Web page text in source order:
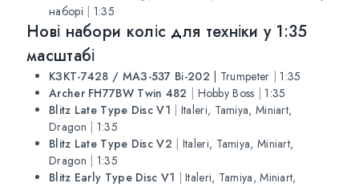
наборі| 1:35
Нові набори коліс для техніки у 1:35
масштабі
КЗКТ-7428 / МАЗ-537 Ві-202 | Trumpeter | 1:35
Archer FH77BW Twin 482 | Hobby Boss | 1:35
Blitz Late Type Disc V1 | Italeri, Tamiya, Miniart,
Dragon | 1:35
Blitz Late Type Disc V2 | Italeri, Tamiya, Miniart,
Dragon | 1:35
Blitz Early Type Disc V1 | Italeri, Tamiya, Miniart,